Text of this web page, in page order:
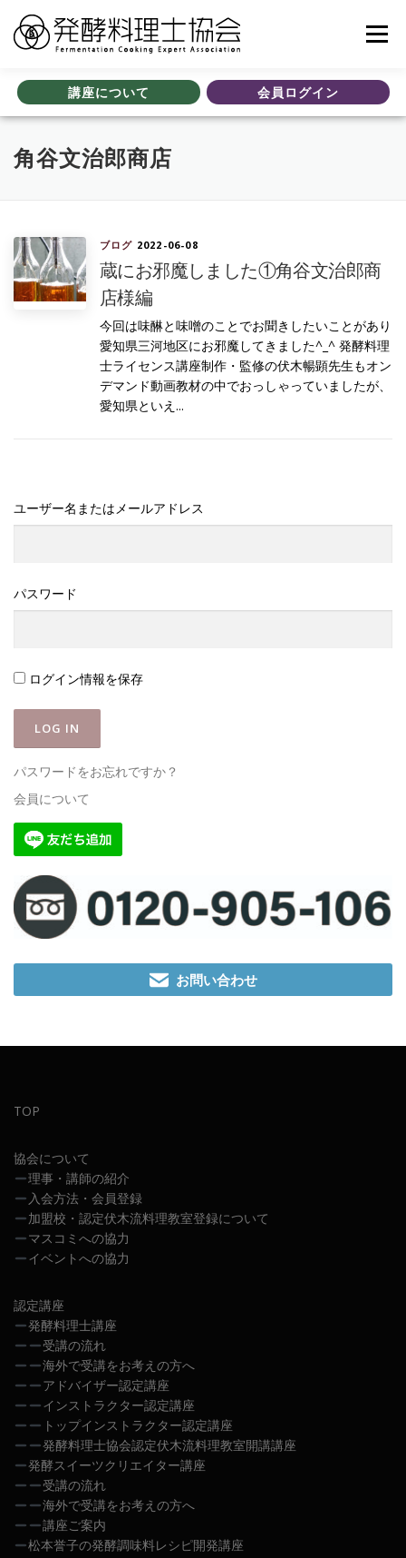
メニュ
協会について 認定講座 全国加盟校一覧 セミナー案内
受験案内 Q&A お知らせ
動画視聴の皆様へ
講座について 会員ログイン
角谷文治郎商店
ブログ 2022-06-08
蔵にお邪魔しました①角谷文治郎商
店様編
今回は味醂と味噌のことでお聞きしたいことがあり
愛知県三河地区にお邪魔してきました^_^ 発酵料理
士ライセンス講座制作・監修の伏木暢顕先生もオン
デマンド動画教材の中でおっしゃっていましたが、
愛知県といえ...
ユーザー名またはメールアドレス
パスワード
ログイン情報を保存
パスワードをお忘れですか？
会員について
お問い合わせ
TOP
協会について
理事・講師の紹介
入会方法・会員登録
加盟校・認定伏木流料理教室登録について
マスコミへの協力
イベントへの協力
認定講座
発酵料理士講座
受講の流れ
海外で受講をお考えの方へ
アドバイザー認定講座
インストラクター認定講座
トップインストラクター認定講座
発酵料理士協会認定伏木流料理教室開講講座
発酵スイーツクリエイター講座
受講の流れ
海外で受講をお考えの方へ
講座ご案内
松本誉子の発酵調味料レシピ開発講座